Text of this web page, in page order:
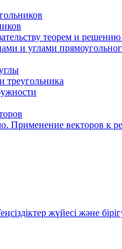
теорем и решению
и углами
треугольника
Применение векторов к
жүйесі және